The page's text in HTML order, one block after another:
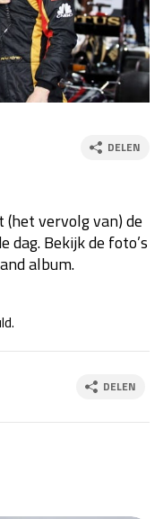
za 13:00 - 15:00
23 - 25 okt
zo 21:00 - 23:00
06 - 08 nov
za 19:00 - 20:00
zo 18:00 - 20:00
20 - 22 nov
DELEN
(het vervolg van) de
dag. Bekijk de foto’s
album.
DELEN